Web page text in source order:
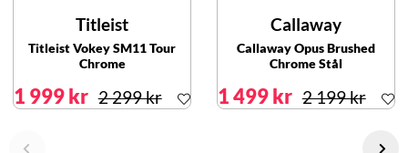
Titleist
Titleist Vokey SM11 Tour
Chrome
1 999 kr 2 299 kr
Callaway
Callaway Opus Brushed
Chrome Stål
1 499 kr 2 199 kr